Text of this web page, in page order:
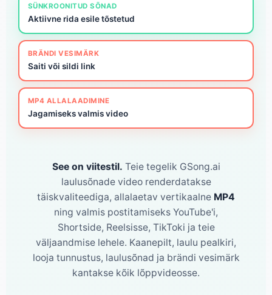
SÜNKROONITUD SÕNAD
Aktiivne rida esile tõstetud
BRÄNDI VESIMÄRK
Saiti või sildi link
MP4 ALLALAADIMINE
Jagamiseks valmis video
See on viitestil. Teie tegelik GSong.ai
laulusõnade video renderdatakse
täiskvaliteediga, allalaetav vertikaalne MP4
ning valmis postitamiseks YouTube'i,
Shortside, Reelsisse, TikToki ja teie
väljaandmise lehele. Kaanepilt, laulu pealkiri,
looja tunnustus, laulusõnad ja brändi vesimärk
kantakse kõik lõppvideosse.